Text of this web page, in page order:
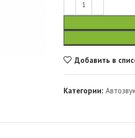
Добавить в
Категории: